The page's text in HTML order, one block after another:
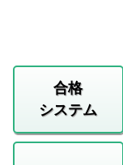
合格
システム